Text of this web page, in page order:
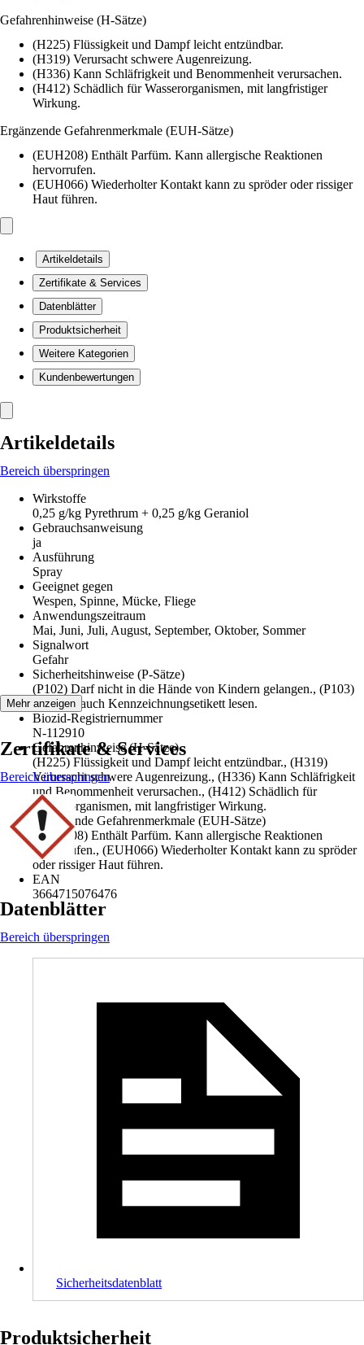
Gefahrenhinweise (H-Sätze)
(H225) Flüssigkeit und Dampf leicht entzündbar.
(H319) Verursacht schwere Augenreizung.
(H336) Kann Schläfrigkeit und Benommenheit verursachen.
(H412) Schädlich für Wasserorganismen, mit langfristiger
Wirkung.
Ergänzende Gefahrenmerkmale (EUH-Sätze)
(EUH208) Enthält Parfüm. Kann allergische Reaktionen
hervorrufen.
(EUH066) Wiederholter Kontakt kann zu spröder oder rissiger
Haut führen.
Artikeldetails
Zertifikate & Services
Datenblätter
Produktsicherheit
Weitere Kategorien
Kundenbewertungen
Artikeldetails
Bereich überspringen
Wirkstoffe
0,25 g/kg Pyrethrum + 0,25 g/kg Geraniol
Gebrauchsanweisung
ja
Ausführung
Spray
Geeignet gegen
Wespen, Spinne, Mücke, Fliege
Anwendungszeitraum
Mai, Juni, Juli, August, September, Oktober, Sommer
Signalwort
Gefahr
Sicherheitshinweise (P-Sätze)
(P102) Darf nicht in die Hände von Kindern gelangen., (P103)
Vor Gebrauch Kennzeichnungsetikett lesen.
Biozid-Registriernummer
N-112910
Gefahrenhinweise (H-Sätze)
(H225) Flüssigkeit und Dampf leicht entzündbar., (H319)
Verursacht schwere Augenreizung., (H336) Kann Schläfrigkeit
und Benommenheit verursachen., (H412) Schädlich für
Wasserorganismen, mit langfristiger Wirkung.
Ergänzende Gefahrenmerkmale (EUH-Sätze)
(EUH208) Enthält Parfüm. Kann allergische Reaktionen
hervorrufen., (EUH066) Wiederholter Kontakt kann zu spröder
oder rissiger Haut führen.
EAN
3664715076476
Mehr anzeigen
Zertifikate & Services
Bereich überspringen
Datenblätter
Bereich überspringen
Sicherheitsdatenblatt
Produktsicherheit